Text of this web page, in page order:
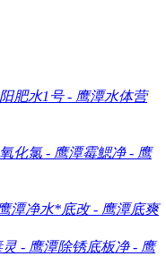
肥水1号 - 鹰潭水体营
化氯 - 鹰潭霉鰓净 - 鹰
潭净水*底改 - 鹰潭底爽
灵 - 鹰潭除锈底板净 - 鹰